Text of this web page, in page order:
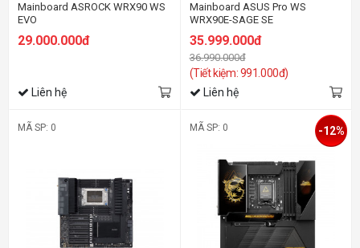
Mainboard ASROCK WRX90 WS
EVO
29.000.000đ
Liên hệ
Mainboard ASUS Pro WS
WRX90E-SAGE SE
35.999.000đ
36.990.000đ
(Tiết kiệm: 991.000đ)
Liên hệ
MÃ SP: 0 MÃ SP: 0 -12%